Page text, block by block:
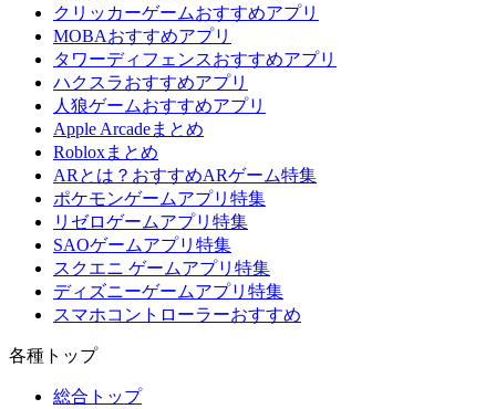
クリッカーゲームおすすめアプリ
MOBAおすすめアプリ
タワーディフェンスおすすめアプリ
ハクスラおすすめアプリ
人狼ゲームおすすめアプリ
Apple Arcadeまとめ
Robloxまとめ
ARとは？おすすめARゲーム特集
ポケモンゲームアプリ特集
リゼロゲームアプリ特集
SAOゲームアプリ特集
スクエニ ゲームアプリ特集
ディズニーゲームアプリ特集
スマホコントローラーおすすめ
各種トップ
総合トップ